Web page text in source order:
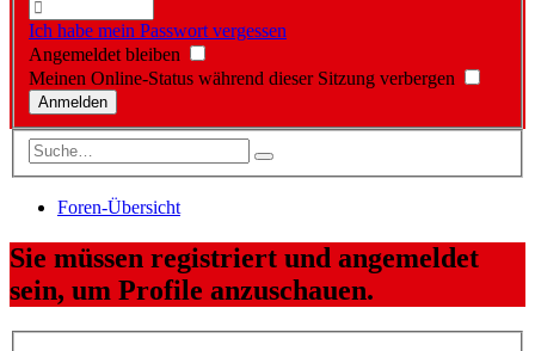
Ich habe mein Passwort vergessen
Angemeldet bleiben
Meinen Online-Status während dieser Sitzung verbergen
Foren-Übersicht
Sie müssen registriert und angemeldet
sein, um Profile anzuschauen.